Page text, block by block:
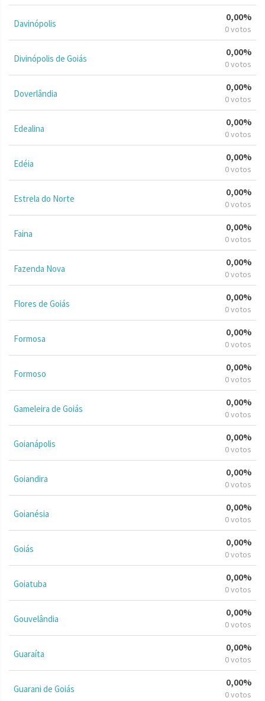
Davinópolis
0,00%
0 votos
Divinópolis de Goiás
0,00%
0 votos
Doverlândia
0,00%
0 votos
Edealina
0,00%
0 votos
Edéia
0,00%
0 votos
Estrela do Norte
0,00%
0 votos
Faina
0,00%
0 votos
Fazenda Nova
0,00%
0 votos
Flores de Goiás
0,00%
0 votos
Formosa
0,00%
0 votos
Formoso
0,00%
0 votos
Gameleira de Goiás
0,00%
0 votos
Goianápolis
0,00%
0 votos
Goiandira
0,00%
0 votos
Goianésia
0,00%
0 votos
Goiás
0,00%
0 votos
Goiatuba
0,00%
0 votos
Gouvelândia
0,00%
0 votos
Guaraíta
0,00%
0 votos
Guarani de Goiás
0,00%
0 votos